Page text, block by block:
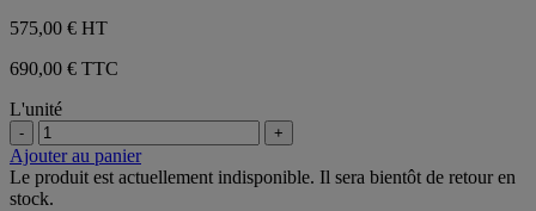
575,00 € HT
690,00 € TTC
L'unité
- +
Ajouter au panier
Le produit est actuellement indisponible. Il sera bientôt de retour en
stock.